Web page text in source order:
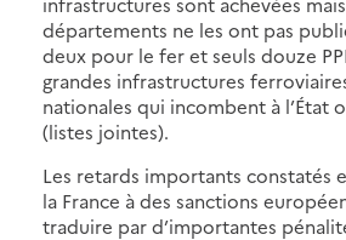
départements ne les ont pas
deux pour le fer et seuls douze
grandes infrastructures
nationales qui incombent à l’État
(listes jointes).
Les retards importants constatés
la France à des sanctions
traduire par d’importantes